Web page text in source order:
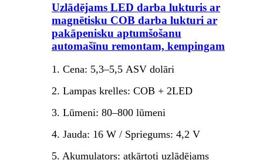
Uzlādējams LED darba lukturis ar
magnētisku COB darba lukturi ar
pakāpenisku aptumšošanu
automašīnu remontam, kempingam
1. Cena: 5,3–5,5 ASV dolāri
2. Lampas krelles: COB + 2LED
3. Lūmeni: 80–800 lūmeni
4. Jauda: 16 W / Spriegums: 4,2 V
5. Akumulators: atkārtoti uzlādējams